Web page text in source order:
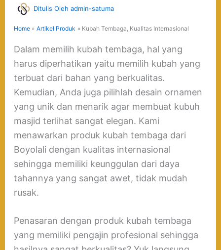
Ditulis Oleh admin-satuma
Home Artikel Produk Kubah Tembaga, Kualitas Internasional
Dalam memilih kubah tembaga, hal yang
harus diperhatikan yaitu memilih kubah yang
terbuat dari bahan yang berkualitas.
Kemudian, Anda juga pilihlah desain ornamen
yang unik dan menarik agar membuat kubuh
masjid terlihat sangat elegan. Kami
menawarkan produk kubah tembaga dari
Boyolali dengan kualitas internasional
sehingga memiliki keunggulan dari daya
tahannya yang sangat awet, tidak mudah
rusak.
Penasaran dengan produk kubah tembaga
yang memiliki pengajin profesional sehingga